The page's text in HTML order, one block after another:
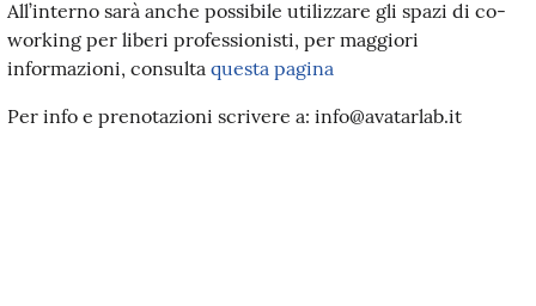
All’interno sarà anche possibile utilizzare gli spazi di co-
working per liberi professionisti, per maggiori
informazioni, consulta questa pagina
Per info e prenotazioni scrivere a: info@avatarlab.it